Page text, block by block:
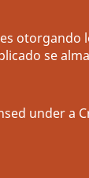
se
under a